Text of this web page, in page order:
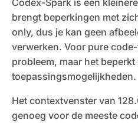
Codex-Spark is een
brengt beperkingen met
only, dus je kan geen
verwerken. Voor pure
probleem, maar het beperkt
toepassingsmogelijkheden.
Het contextvenster van
genoeg voor de meeste